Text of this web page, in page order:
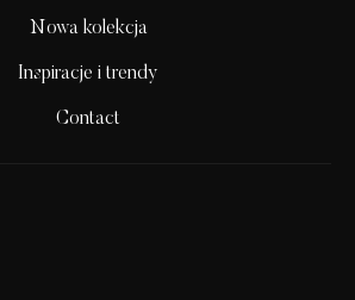
Nowa kolekcja
Inspiracje i trendy
Contact